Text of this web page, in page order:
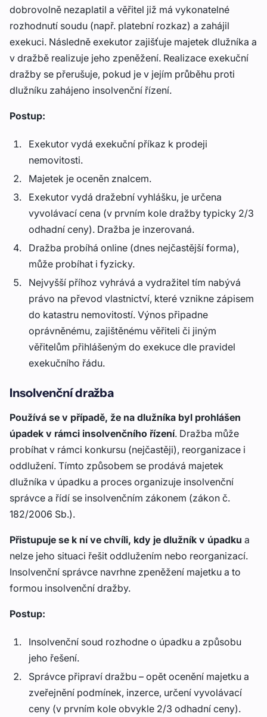
dobrovolně nezaplatil a věřitel již má vykonatelné
rozhodnutí soudu (např. platební rozkaz) a zahájil
exekuci. Následně exekutor zajišťuje majetek dlužníka a
v dražbě realizuje jeho zpeněžení. Realizace exekuční
dražby se přerušuje, pokud je v jejím průběhu proti
dlužníku zahájeno insolvenční řízení.
Postup:
Exekutor vydá exekuční příkaz k prodeji
nemovitosti.
Majetek je oceněn znalcem.
Exekutor vydá dražební vyhlášku, je určena
vyvolávací cena (v prvním kole dražby typicky 2/3
odhadní ceny). Dražba je inzerovaná.
Dražba probíhá online (dnes nejčastější forma),
může probíhat i fyzicky.
Nejvyšší příhoz vyhrává a vydražitel tím nabývá
právo na převod vlastnictví, které vznikne zápisem
do katastru nemovitostí. Výnos připadne
oprávněnému, zajištěnému věřiteli či jiným
věřitelům přihlášeným do exekuce dle pravidel
exekučního řádu.
Insolvenční dražba
Používá se v případě, že na dlužníka byl prohlášen
úpadek v rámci insolvenčního řízení. Dražba může
probíhat v rámci konkursu (nejčastěji), reorganizace i
oddlužení. Tímto způsobem se prodává majetek
dlužníka v úpadku a proces organizuje insolvenční
správce a řídí se insolvenčním zákonem (zákon č.
182/2006 Sb.).
Přistupuje se k ní ve chvíli, kdy je dlužník v úpadku a
nelze jeho situaci řešit oddlužením nebo reorganizací.
Insolvenční správce navrhne zpeněžení majetku a to
formou insolvenční dražby.
Postup:
Insolvenční soud rozhodne o úpadku a způsobu
jeho řešení.
Správce připraví dražbu – opět ocenění majetku a
zveřejnění podmínek, inzerce, určení vyvolávací
ceny (v prvním kole obvykle 2/3 odhadní ceny).